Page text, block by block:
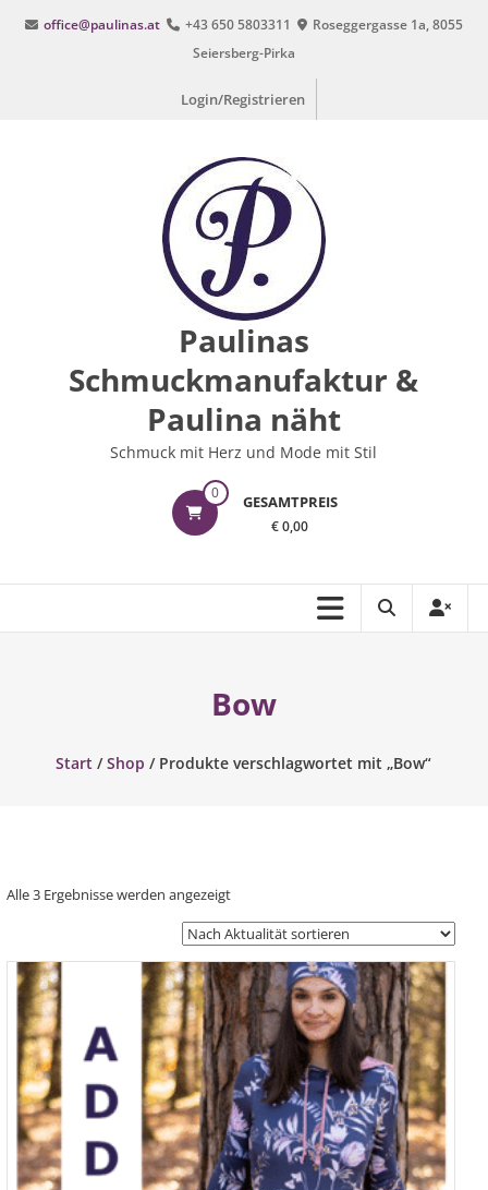
Inhalt
office@paulinas.at +43 650 5803311
Roseggergasse 1a, 8055
Seiersberg-Pirka
Login/Registrieren
Paulinas
Schmuckmanufaktur &
Paulina näht
Schmuck mit Herz und Mode mit Stil
0 GESAMTPREIS
€ 0,00
Bow
Start /Shop / Produkte verschlagwortet mit „Bow“
Alle 3 Ergebnisse werden angezeigtNach
Aktualität
sortiert